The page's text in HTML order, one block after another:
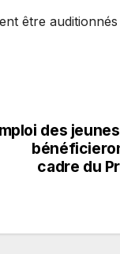
être
des
cadre du